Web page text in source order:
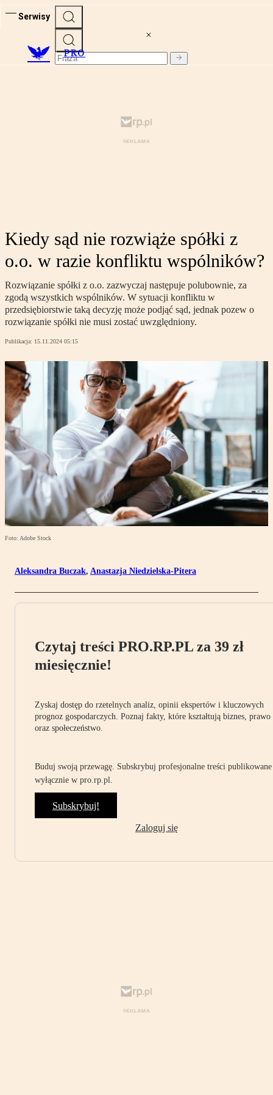
Serwisy
PRO
Kiedy sąd nie rozwiąże spółki z
o.o. w razie konfliktu wspólników?
Rozwiązanie spółki z o.o. zazwyczaj następuje polubownie, za
zgodą wszystkich wspólników. W sytuacji konfliktu w
przedsiębiorstwie taką decyzję może podjąć sąd, jednak pozew o
rozwiązanie spółki nie musi zostać uwzględniony.
Publikacja: 15.11.2024 05:15
Foto: Adobe Stock
Aleksandra Buczak, Anastazja Niedzielska-Pitera
Czytaj treści PRO.RP.PL za 39 zł
miesięcznie!
Zyskaj dostęp do rzetelnych analiz, opinii ekspertów i kluczowych
prognoz gospodarczych. Poznaj fakty, które kształtują biznes, prawo
oraz społeczeństwo.
Buduj swoją przewagę. Subskrybuj profesjonalne treści publikowane
wyłącznie w pro.rp.pl.
Subskrybuj!
Zaloguj się